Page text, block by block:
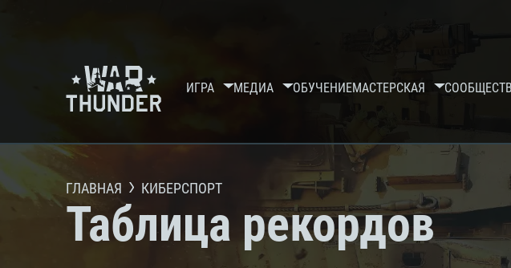
ИГРА МЕДИА ОБУЧЕНИЕМАСТЕРСКАЯ
ГЛАВНАЯ КИБЕРСПОРТ
Таблица рекордов